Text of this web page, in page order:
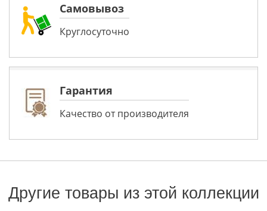
Самовывоз
Круглосуточно
Гарантия
Качество от производителя
Другие товары из этой коллекции